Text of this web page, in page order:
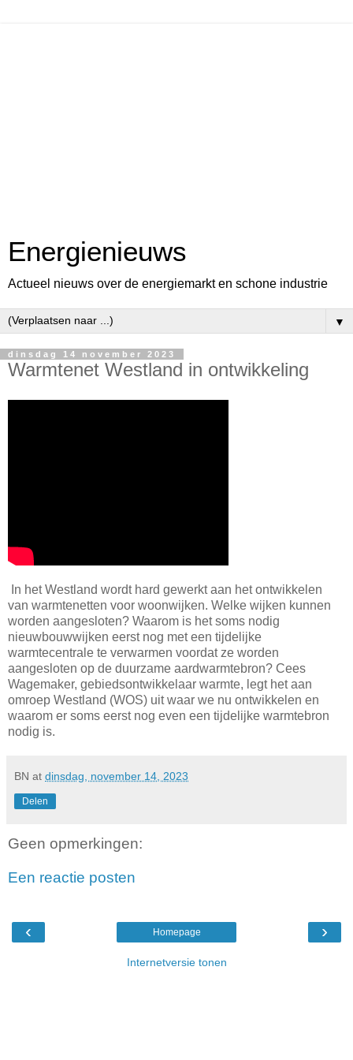
Energienieuws
Actueel nieuws over de energiemarkt en schone industrie
▼
dinsdag 14 november 2023
Warmtenet Westland in ontwikkeling
In het Westland wordt hard gewerkt aan het ontwikkelen
van warmtenetten voor woonwijken. Welke wijken kunnen
worden aangesloten? Waarom is het soms nodig
nieuwbouwwijken eerst nog met een tijdelijke
warmtecentrale te verwarmen voordat ze worden
aangesloten op de duurzame aardwarmtebron? Cees
Wagemaker, gebiedsontwikkelaar warmte, legt het aan
omroep Westland (WOS) uit waar we nu ontwikkelen en
waarom er soms eerst nog even een tijdelijke warmtebron
nodig is.
BN at dinsdag, november 14, 2023
Delen
Geen opmerkingen:
Een reactie posten
‹ ›
Homepage
Internetversie tonen